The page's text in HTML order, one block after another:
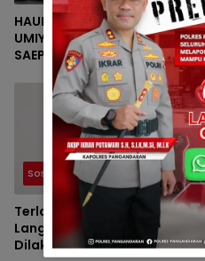
HAUL KE-VII HJ. DEDE
UMIYATI DAN HAUL KE-IV KH.
SAEPUL MUJAHID SERTA
REUNI HAFLAH KE-XV
HIMPUNAN ALUMNI DIGELAR
DI PONDOK PESANTREN AL-
FALAH SANUSSIYAH
Sosial dan Umum
Terlanjur Tertipu? Ketahui
Langkah yang Harus
Dilakukan dan Cara